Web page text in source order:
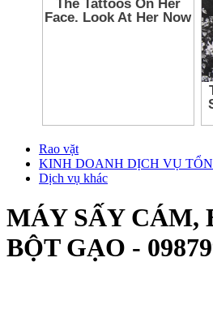
Rao vặt
KINH DOANH DỊCH VỤ
Dịch vụ khác
MÁY SẤY CÁM,
BỘT GẠO -